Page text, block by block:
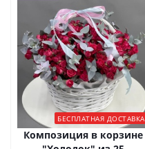
БЕСПЛАТНАЯ ДОСТАВКА
Композиция в корзине